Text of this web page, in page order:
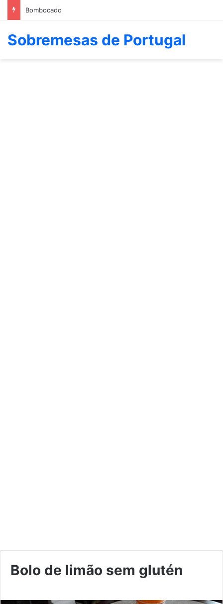
Bombocado
Sobremesas de Portugal
Bolo de limão sem glutén